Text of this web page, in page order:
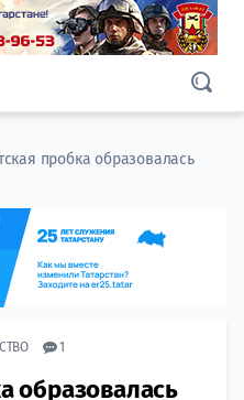
пробка образовалась
1
образовалась